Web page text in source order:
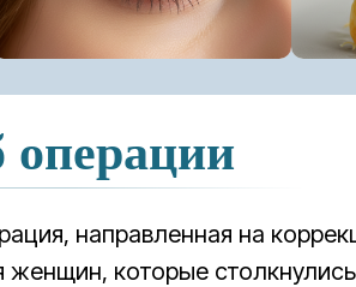
операции
направленная на
которые